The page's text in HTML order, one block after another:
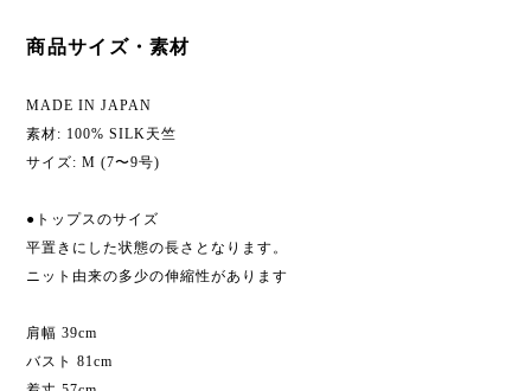
商品サイズ・素材
MADE IN JAPAN
素材: 100% SILK天竺
サイズ: M (7〜9号)
●トップスのサイズ
平置きにした状態の長さとなります。
ニット由来の多少の伸縮性があります
肩幅 39cm
バスト 81cm